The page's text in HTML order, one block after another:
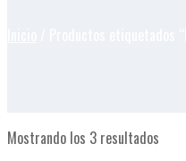
Mostrando los 3 resultados